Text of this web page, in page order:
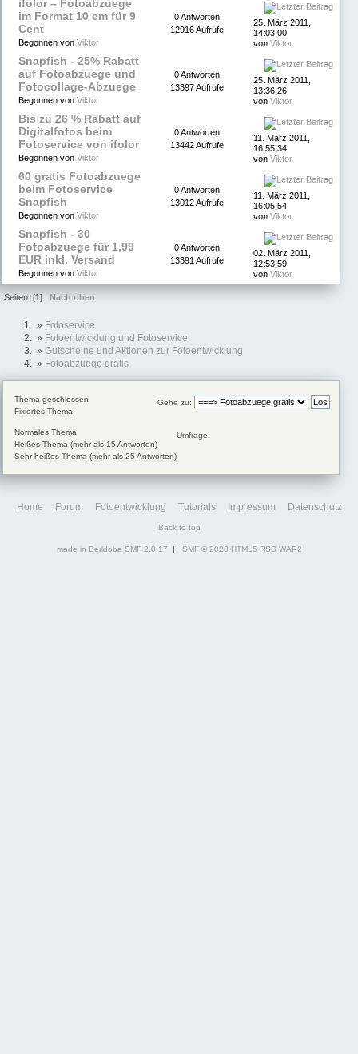
ifolor – Fotoabzuege
im Format 10 cm für 9
Cent
Begonnen von Viktor
0 Antworten
12916 Aufrufe
25. März 2011,
14:03:00
von Viktor
Snapfish - 25% Rabatt
auf Fotoabzuege und
Fotocollage-Abzuege
Begonnen von Viktor
0 Antworten
13397 Aufrufe
25. März 2011,
13:36:26
von Viktor
Bis zu 26 % Rabatt auf
Digitalfotos beim
Fotoservice von ifolor
Begonnen von Viktor
0 Antworten
13442 Aufrufe
11. März 2011,
16:55:34
von Viktor
60 gratis Fotoabzuege
beim Fotoservice
Snapfish
Begonnen von Viktor
0 Antworten
13012 Aufrufe
11. März 2011,
16:05:54
von Viktor
Snapfish - 30
Fotoabzuege für 1,99
EUR inkl. Versand
Begonnen von Viktor
0 Antworten
13391 Aufrufe
02. März 2011,
12:53:59
von Viktor
Seiten: [1] Nach oben
» Fotoservice
» Fotoentwicklung und Fotoservice
» Gutscheine und Aktionen zur Fotoentwicklung
» Fotoabzuege gratis
Gehe zu:
Normales Thema
Heißes Thema (mehr als 15 Antworten)
Sehr heißes Thema (mehr als 25 Antworten)
Thema geschlossen
Fixiertes Thema
Umfrage
Home Forum Fotoentwicklung Tutorials Impressum Datenschutz
Back to top
made in Berldoba SMF 2.0.17 | SMF © 2020 HTML5 RSS WAP2